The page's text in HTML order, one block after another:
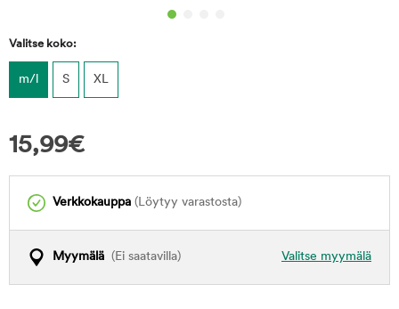
Valitse koko:
m/l S XL
15,99€
Verkkokauppa (Löytyy varastosta)
Valitse myymälä
Myymälä (Ei saatavilla)